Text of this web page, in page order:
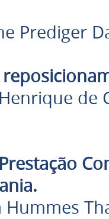
Prediger
de